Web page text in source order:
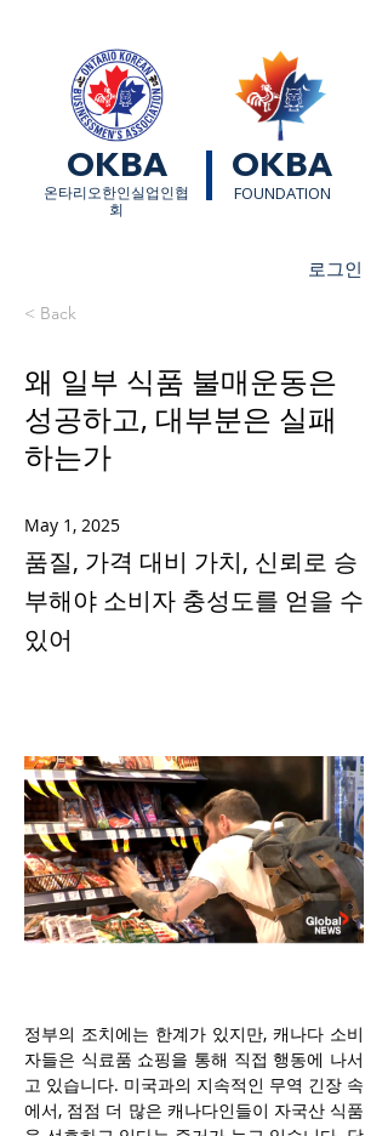
OKBA OKBA
​온타리오한인실업인협
회
FOUNDATION
로그인
< Back
왜 일부 식품 불매운동은
성공하고, 대부분은 실패
하는가
May 1, 2025
품질, 가격 대비 가치, 신뢰로 승
부해야 소비자 충성도를 얻을 수
있어
정부의 조치에는 한계가 있지만, 캐나다 소비
자들은 식료품 쇼핑을 통해 직접 행동에 나서
고 있습니다. 미국과의 지속적인 무역 긴장 속
에서, 점점 더 많은 캐나다인들이 자국산 식품